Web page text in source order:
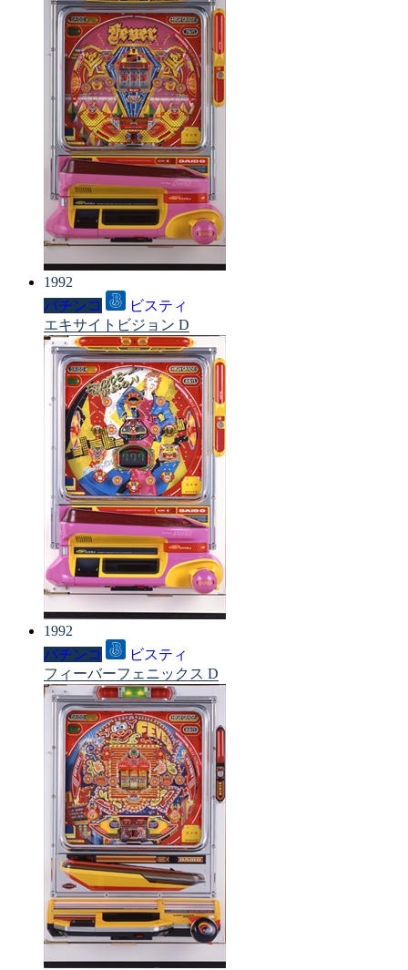
1992
パチンコ
ビスティ
エキサイトビジョン D
1992
パチンコ
ビスティ
フィーバーフェニックス D